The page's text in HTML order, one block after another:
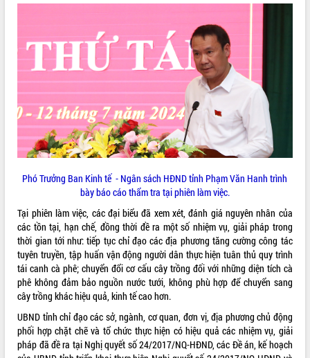
Diễn đàn Kinh tế tư nhân Việt Nam đột
phá cơ chế - Hợp tác công tư
Đề án 06 tạo bước ngoặt đột phá trong
cải cách hành chính tỉnh Đắk Lắk
Kết nối tour, đẩy mạnh chuyển đổi số
để phát triển du lịch Đắk Lắk
Khởi động Dự án Đầu tư xây dựng hạ
tầng kỹ thuật Cụm công nghiệp Tân
Tiến
Gặp mặt các cơ quan báo chí nhân Kỷ
niệm 101 năm Ngày Báo chí Cách
mạng Việt Nam
Đắk Lắk sơ kết 4 năm triển khai thực
hiện Đề án 06 của Chính phủ
Họp báo thông tin về Hội nghị Công bố
Quy hoạch và Xúc tiến đầu tư tỉnh Đắk
Lắk
Khơi thông điểm nghẽn, đẩy nhanh
giải ngân vốn khắc phục thiên tai
HĐND tỉnh thông qua điều chỉnh Quy
hoạch tỉnh thời kỳ 2021-2030
Phó Trưởng Ban Kinh tế - Ngân sách HĐND tỉnh Phạm Văn Hanh trình
bày báo cáo thẩm tra tại phiên làm việc.
Tại phiên làm việc, các đại biểu đã xem xét, đánh giá nguyên nhân của
các tồn tại, hạn chế, đồng thời đề ra một số nhiệm vụ, giải pháp trong
thời gian tới như: tiếp tục chỉ đạo các địa phương tăng cường công tác
tuyên truyền, tập huấn vận động người dân thực hiện tuân thủ quy trình
tái canh cà phê; chuyển đổi cơ cấu cây trồng đối với những diện tích cà
phê không đảm bảo nguồn nước tưới, không phù hợp để chuyển sang
cây trồng khác hiệu quả, kinh tế cao hơn.
UBND tỉnh chỉ đạo các sở, ngành, cơ quan, đơn vị, địa phương chủ động
phối hợp chặt chẽ và tổ chức thực hiện có hiệu quả các nhiệm vụ, giải
pháp đã đề ra tại Nghị quyết số 24/2017/NQ-HĐND, các Đề án, kế hoạch